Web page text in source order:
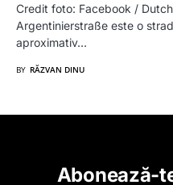
Credit foto: Facebook /
Argentinierstraße este o
aproximativ…
BY RĂZVAN DINU
Abonează-